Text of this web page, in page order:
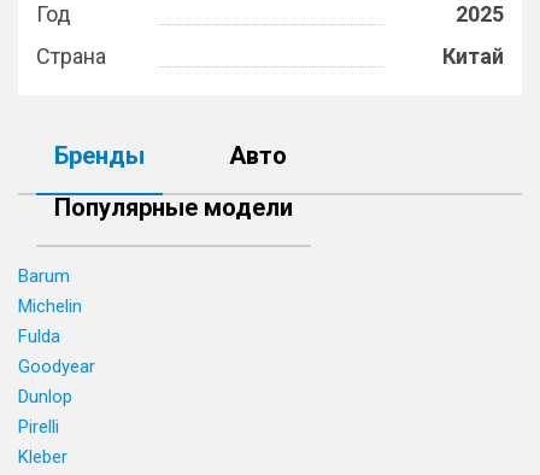
Год
2025
Страна
Китай
Бренды
Авто
Популярные модели
Barum
Michelin
Fulda
Goodyear
Dunlop
Pirelli
Kleber